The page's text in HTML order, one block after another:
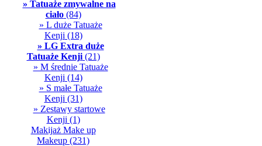
» Tatuaże zmywalne na
ciało(84)
» L duże Tatuaże
Kenji (18)
» LG Extra duże
Tatuaże Kenji(21)
» M średnie Tatuaże
Kenji (14)
» S małe Tatuaże
Kenji (31)
» Zestawy startowe
Kenji (1)
Makijaż Make up
Makeup (231)